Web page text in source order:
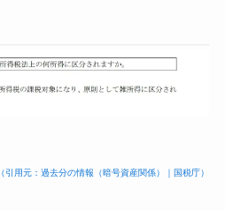
（引用元：過去分の情報（暗号資産関係）｜国税庁）